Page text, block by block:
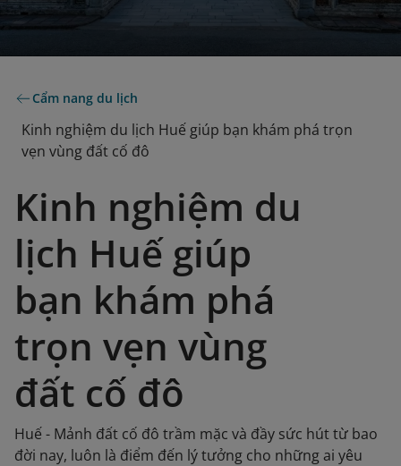
Cẩm nang du lịch
Kinh nghiệm du lịch Huế giúp bạn khám phá trọn
vẹn vùng đất cố đô
Kinh nghiệm du
lịch Huế giúp
bạn khám phá
trọn vẹn vùng
đất cố đô
Huế - Mảnh đất cố đô trầm mặc và đầy sức hút từ bao
đời nay, luôn là điểm đến lý tưởng cho những ai yêu